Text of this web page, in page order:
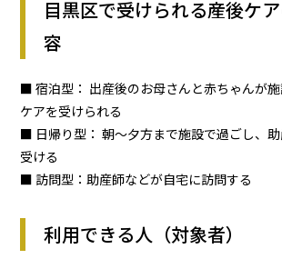
目黒区で受けられる産後ケ
容
■ 宿泊型： 出産後のお母さんと赤ちゃんが
ケアを受けられる
■ 日帰り型： 朝〜夕方まで施設で過ごし、
受ける
■ 訪問型：助産師などが自宅に訪問する
利用できる人（対象者）